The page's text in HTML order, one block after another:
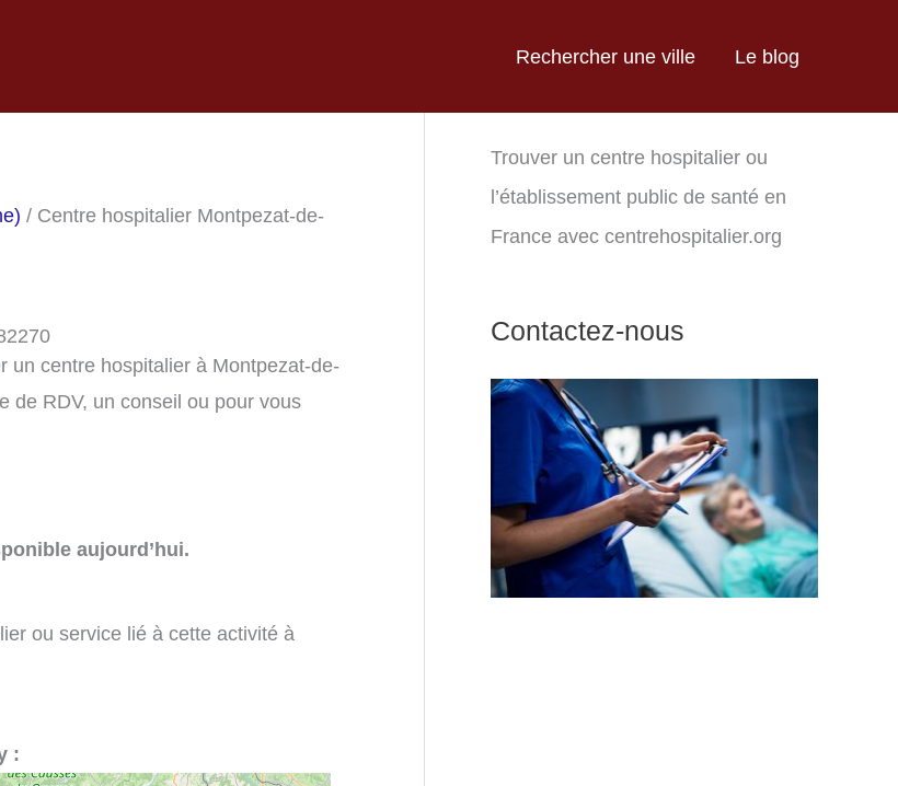
Rechercher une ville Le blog
/ Centre hospitalier Montpezat-de-
un centre hospitalier à Montpezat-de-
de RDV, un conseil ou pour vous
aujourd’hui.
ou service lié à cette activité à
:
Trouver un centre hospitalier ou
l’établissement public de santé en
France avec centrehospitalier.org
Contactez-nous